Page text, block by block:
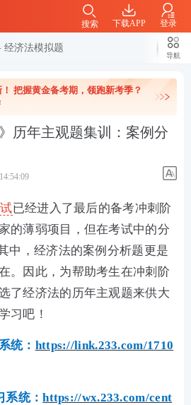
下载APP 登录
搜索
经济法模拟题
导航
把握黄金备考期，领跑新考季？
历年主观题集训：案例分
已经进入了最后的备考冲刺阶
的薄弱项目，但在考试中的分
中，经济法的案例分析题更是
。因此，为帮助考生在冲刺阶
了经济法的历年主观题来供大
习吧！
统： https://link.233.com/1710
系统：https://wx.233.com/cent